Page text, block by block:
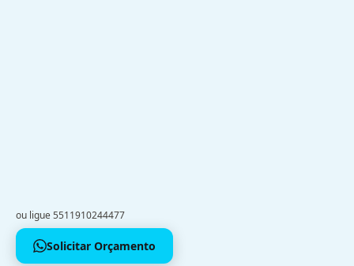
ou ligue 5511910244477
Solicitar Orçamento